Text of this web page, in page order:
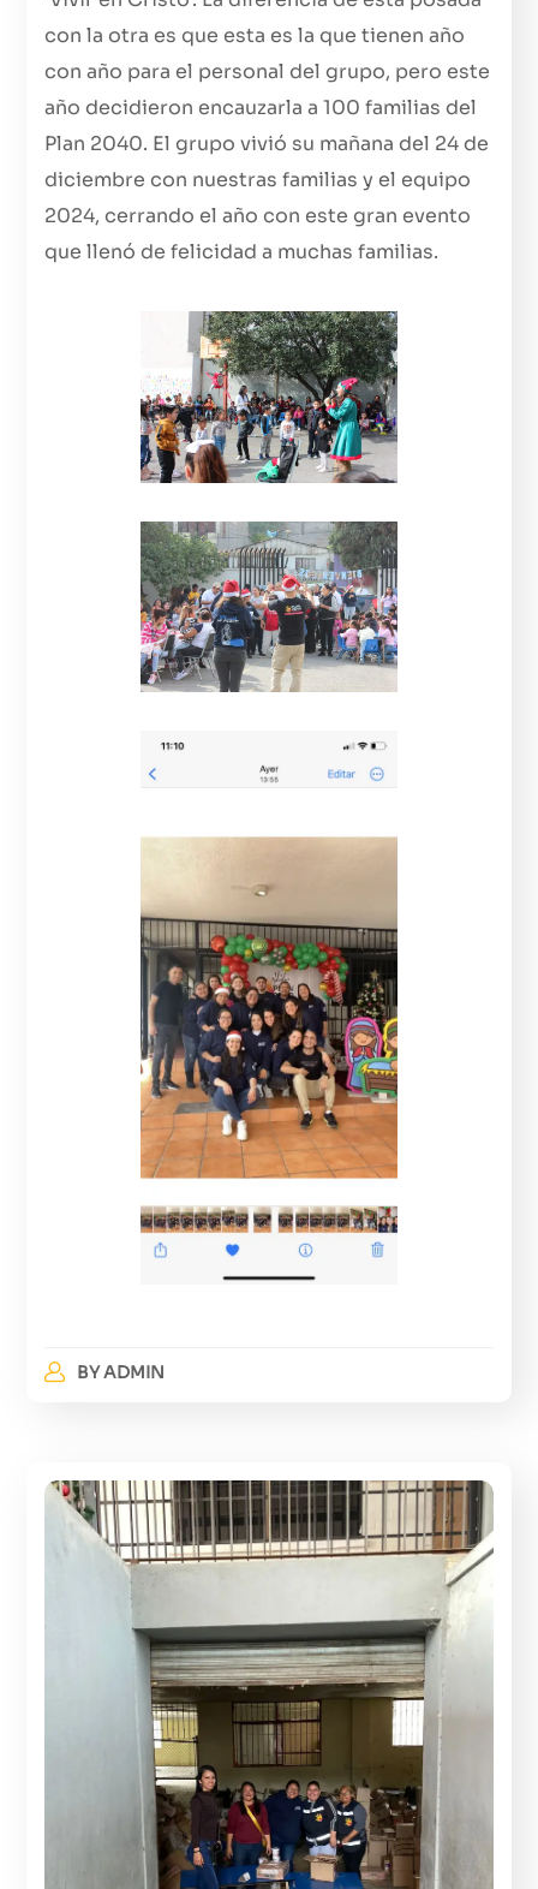
con la otra es que esta es la que tienen año
con año para el personal del grupo, pero este
año decidieron encauzarla a 100 familias del
Plan 2040. El grupo vivió su mañana del 24 de
diciembre con nuestras familias y el equipo
2024, cerrando el año con este gran evento
que llenó de felicidad a muchas familias.
BYADMIN